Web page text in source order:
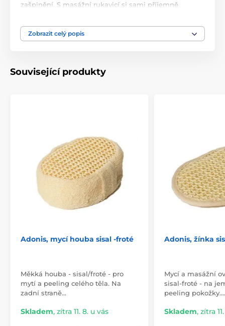
zašpinění. S masážní rukavicí si sami příjemně
Prát při 40 stupních, nebělit, nesušit v sušičce,
Zobrazit celý popis
Související produkty
Adonis, mycí houba sisal -froté
Měkká houba - sisal/froté - pro
mytí a peeling celého těla. Na
zadní straně…
Skladem, zítra 11. 8. u vás
Adonis, žínka
Mycí a masážní
sisal-froté - na
peeling pokožky.…
Skladem, zítra